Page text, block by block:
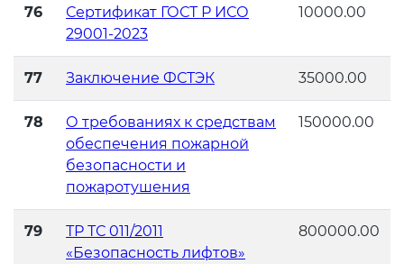
76
Сертификат ГОСТ Р ИСО
29001-2023
10000.00
77 Заключение ФСТЭК 35000.00
78
О требованиях к средствам
обеспечения пожарной
безопасности и
пожаротушения
150000.00
79
ТР ТС 011/2011
«Безопасность лифтов»
800000.00